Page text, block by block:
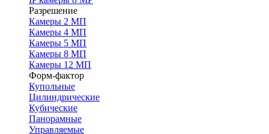
Разрешение
Камеры 2 МП
Камеры 4 МП
Камеры 5 МП
Камеры 8 МП
Камеры 12 МП
Форм-фактор
Купольные
Цилиндрические
Кубические
Панорамные
Управляемые